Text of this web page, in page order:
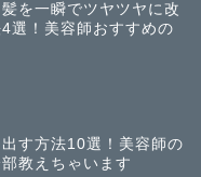
を一瞬でツヤツヤに改
選！美容師おすすめの
す方法10選！美容師の
教えちゃいます